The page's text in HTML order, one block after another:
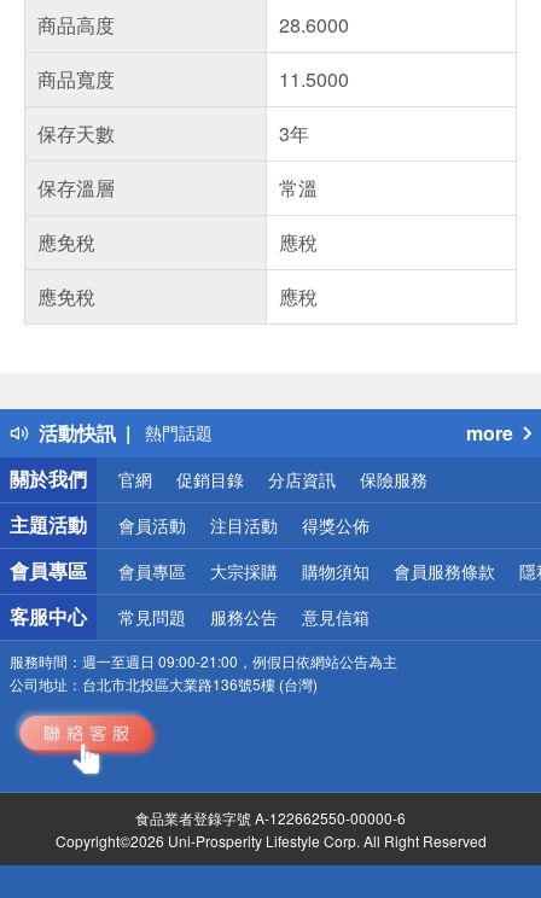
商品高度
28.6000
商品寬度
11.5000
保存天數
3年
保存溫層
常溫
應免稅
應稅
應免稅
應稅
活動快訊
得獎公告
熱門話題
銀行優惠
偏遠地區配送
詐騙網頁！請小心！
more
關於我們
官網 促銷目錄 分店資訊 保險服務
主題活動 會員活動 注目活動 得獎公佈
會員專區 會員專區 大宗採購 購物須知 會員服務條款 隱
客服中心 常見問題 服務公告 意見信箱
服務時間： 週一至週日 09:00-21:00，例假日依網站公告為主
公司地址： 台北市北投區大業路136號5樓 (台灣)
食品業者登錄字號 A-122662550-00000-6
Copyright©2026 Uni-Prosperity Lifestyle Corp. All Right Reserved